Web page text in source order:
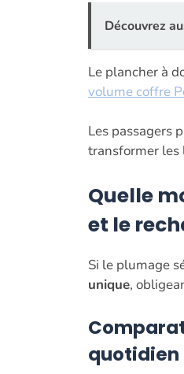
Découvrez
Le plancher à
volume coffre
Les passagers
transformer les
Quelle
et le
Si le plumage
unique,
quotidien